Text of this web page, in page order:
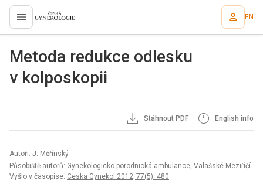
proLékaře.cz EN
Metoda redukce odlesku
v kolposkopii
Stáhnout PDF English info
Autoři: J. Měřínský
Působiště autorů: Gynekologicko-porodnická ambulance, Valašské Meziříčí
Vyšlo v časopise: Ceska Gynekol 2012; 77(5): 480